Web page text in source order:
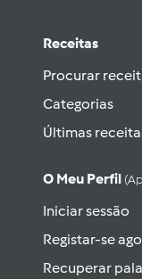
Receitas
Procurar
Categorias
Últimas
O Meu Perfil
Iniciar sessão
Registar-se
Recuperar